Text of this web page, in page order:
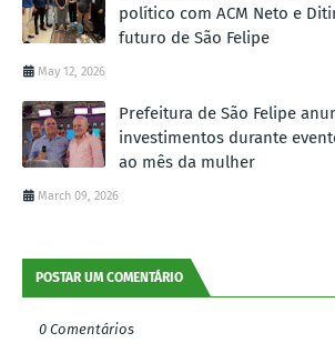
político com ACM Neto e
futuro de São Felipe
May 12, 2026
Prefeitura de São Felipe
investimentos durante
ao mês da mulher
March 09, 2026
POSTAR UM COMENTÁRIO
0 Comentários